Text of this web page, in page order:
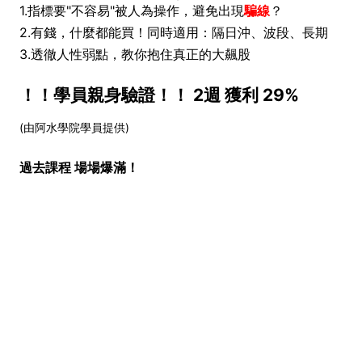
1.指標要"不容易"被人為操作，避免出現騙線 ？
2.有錢，什麼都能買！同時適用：隔日沖、波段、長期
3.透徹人性弱點，教你抱住真正的大飆股
！！學員親身驗證！！ 2週 獲利 29%
(由阿水學院學員提供)
過去課程 場場爆滿！